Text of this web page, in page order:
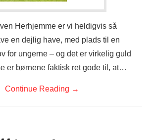
Herhjemme er vi heldigvis så
en dejlig have, med plads til en
for ungerne – og det er virkelig guld
er børnene faktisk ret gode til, at…
Continue Reading →